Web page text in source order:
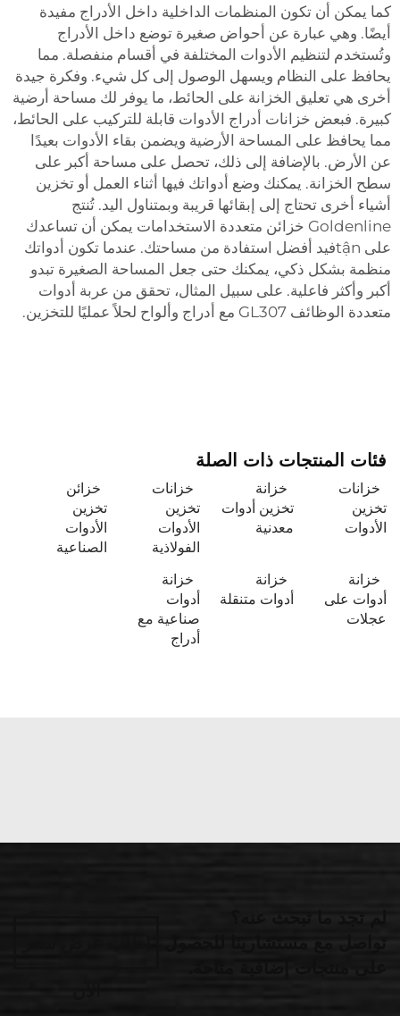
كما يمكن أن تكون المنظمات الداخلية داخل الأدراج مفيدة
أيضًا. وهي عبارة عن أحواض صغيرة توضع داخل الأدراج
وتُستخدم لتنظيم الأدوات المختلفة في أقسام منفصلة. مما
يحافظ على النظام ويسهل الوصول إلى كل شيء. وفكرة جيدة
أخرى هي تعليق الخزانة على الحائط، ما يوفر لك مساحة أرضية
كبيرة. فبعض خزانات أدراج الأدوات قابلة للتركيب على الحائط،
مما يحافظ على المساحة الأرضية ويضمن بقاء الأدوات بعيدًا
عن الأرض. بالإضافة إلى ذلك، تحصل على مساحة أكبر على
سطح الخزانة. يمكنك وضع أدواتك فيها أثناء العمل أو تخزين
أشياء أخرى تحتاج إلى إبقائها قريبة وبمتناول اليد. تُنتج
Goldenline خزائن متعددة الاستخدامات يمكن أن تساعدك
على tậnفید أفضل استفادة من مساحتك. عندما تكون أدواتك
منظمة بشكل ذكي، يمكنك حتى جعل المساحة الصغيرة تبدو
أكبر وأكثر فاعلية. على سبيل المثال، تحقق من عربة أدوات
متعددة الوظائف GL307 مع أدراج وألواح
لحلاً عمليًا للتخزين.
فئات المنتجات ذات الصلة
خزانات
تخزين
الأدوات
خزانة
تخزين أدوات
معدنية
خزانات
تخزين
الأدوات
الفولاذية
خزائن
تخزين
الأدوات
الصناعية
خزانة
أدوات على
عجلات
خزانة
أدوات متنقلة
خزانة
أدوات
صناعية مع
أدراج